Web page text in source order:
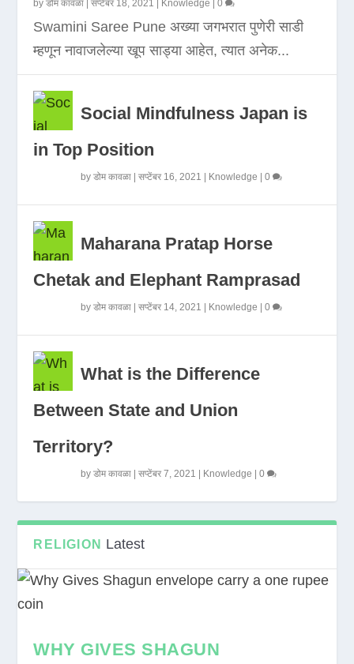
byडोम कावळा |सप्टेंबर 18, 2021 Knowledge |0
Swamini Saree Pune अख्या जगभरात पुणेरी साडी
म्हणून नावाजलेल्या खूप साड्या आहेत, त्यात अनेक...
Social Mindfulness Japan is
in Top Position
byडोम कावळा |सप्टेंबर 16, 2021 Knowledge |0
Maharana Pratap Horse
Chetak and Elephant Ramprasad
byडोम कावळा |सप्टेंबर 14, 2021 Knowledge |0
What is the Difference
Between State and Union
Territory?
byडोम कावळा |सप्टेंबर 7, 2021 Knowledge |0
RELIGION Latest
WHY GIVES SHAGUN